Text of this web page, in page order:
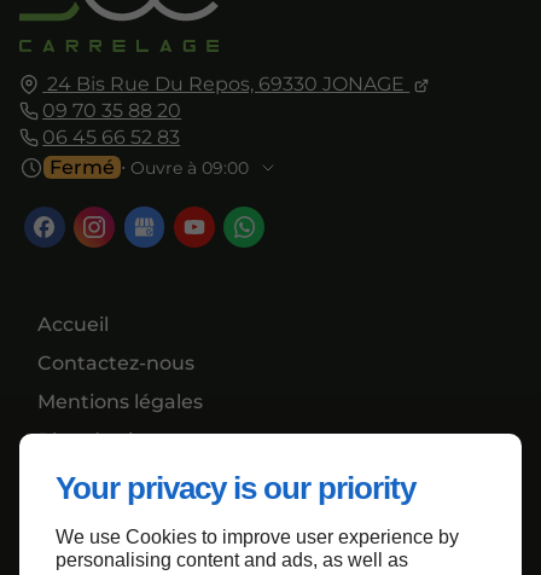
Your privacy is our priority
We use Cookies to improve user experience by
personalising content and ads, as well as
24 Bis Rue Du Repos, 69330 JONAGE
09 70 35 88 20
06 45 66 52 83
Fermé ⋅ Ouvre à 09:00
Accueil
Contactez-nous
Mentions légales
Plan du site
Haut de page